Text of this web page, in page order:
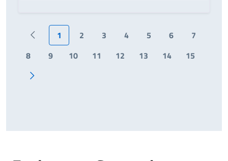
Prima pagina
1 2 3 4 5 6
7
8
9 10 11 12 13 14 15
Pagina successiva